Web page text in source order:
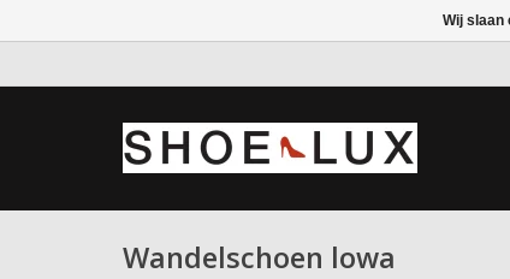
Wandelschoen lowa
Wij slaan